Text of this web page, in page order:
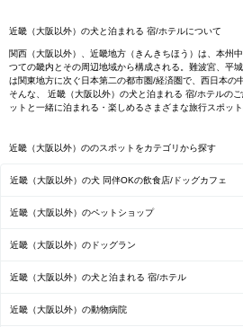
近畿（大阪以外）の犬と泊まれる 宿/ホテルについて
関西（大阪以外）、近畿地方（きんきちほう）は、本州
つての畿内とその周辺地域から構成される。難波宮、平
は関東地方に次ぐ日本第二の都市圏/経済圏で、西日本の
そんな、 近畿（大阪以外）の犬と泊まれる 宿/ホテルの
ットと一緒に泊まれる・楽しめるさまざまな旅行スポッ
近畿（大阪以外）ののスポットをカテゴリから探す
近畿（大阪以外）の犬 同伴OKの飲食店/ドッグカフェ
近畿（大阪以外）のペットショップ
近畿（大阪以外）のドッグラン
近畿（大阪以外）の犬と泊まれる 宿/ホテル
近畿（大阪以外）の動物病院